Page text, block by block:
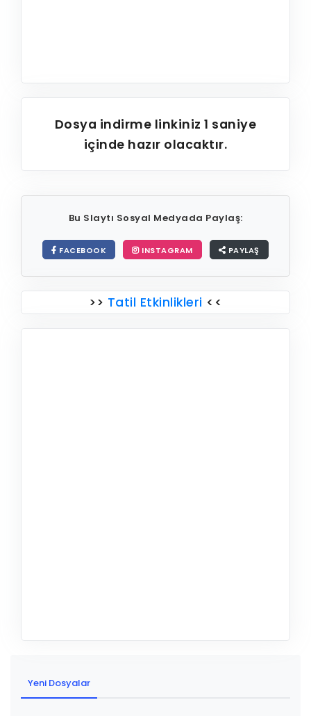
Dosya indirme linkiniz1 saniye
içinde hazır olacaktır.
Bu Slaytı Sosyal Medyada Paylaş:
FACEBOOK INSTAGRAM PAYLAŞ
>> Tatil Etkinlikleri <<
Yeni Dosyalar